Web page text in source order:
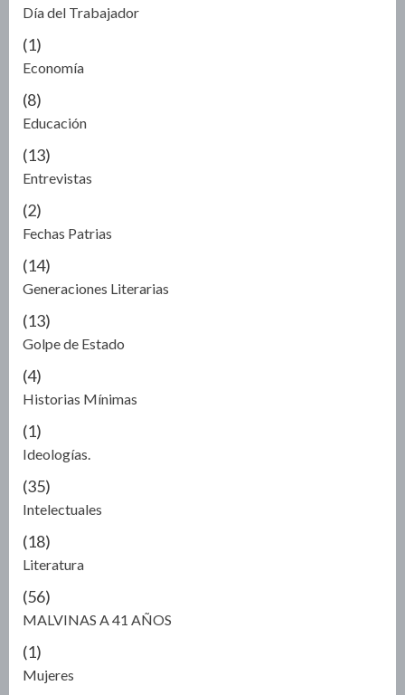
Día del Trabajador
(1)
Economía
(8)
Educación
(13)
Entrevistas
(2)
Fechas Patrias
(14)
Generaciones Literarias
(13)
Golpe de Estado
(4)
Historias Mínimas
(1)
Ideologías.
(35)
Intelectuales
(18)
Literatura
(56)
MALVINAS A 41 AÑOS
(1)
Mujeres